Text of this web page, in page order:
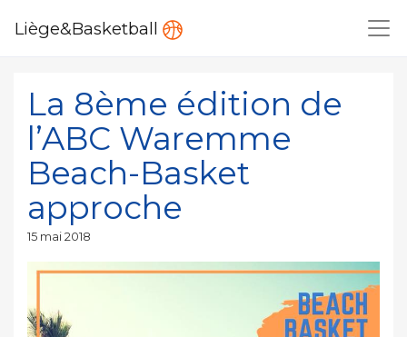
Liège&Basketball
La 8ème édition de
l’ABC Waremme
Beach-Basket
approche
Publié
15 mai 2018